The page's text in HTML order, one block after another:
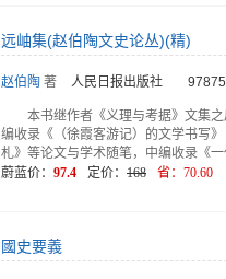
远岫集(赵伯陶文史论丛)(精)
赵伯陶 著 人民日报出版社
本书继作者《义理与考据》文集
编收录《（徐霞客游记）的文学书写
札》等论文与学术随笔，中编收录《
蔚蓝价： 97.4 定价： 168 省： 70.60
國史要義